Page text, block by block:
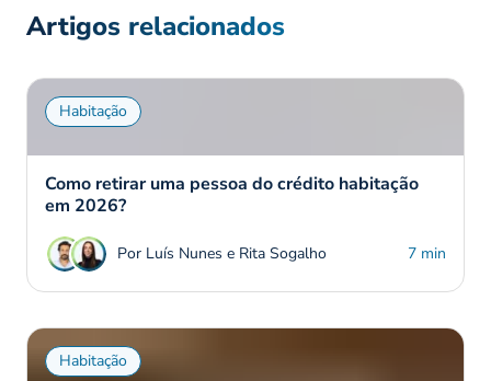
Artigos relacionados
Habitação
Como retirar uma pessoa do crédito habitação
em 2026?
Por Luís Nunes e Rita Sogalho 7 min
Habitação